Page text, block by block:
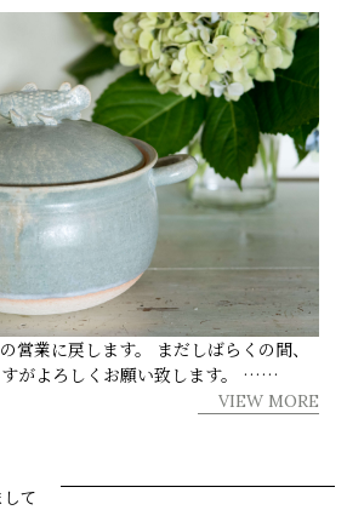
営業に戻します。 まだしばらくの間、
すがよろしくお願い致します。 ……
VIEW MORE
して